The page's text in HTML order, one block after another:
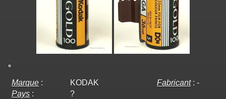
Marque : KODAK Fabricant: -
Pays :
?